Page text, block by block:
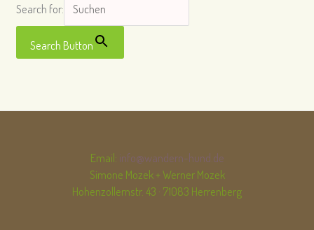
Search for:
Search Button
Email: info@wandern-hund.de
Simone Mozek + Werner Mozek
Hohenzollernstr. 43 · 71083 Herrenberg